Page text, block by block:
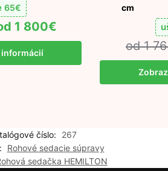
65€
1 800€
cm
1
číslo:
267
Rohové sedacie súpravy
sedačka HEMILTON